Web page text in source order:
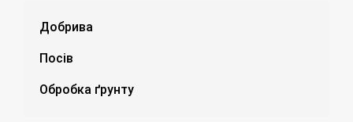
Добрива
Посів
Обробка ґрунту